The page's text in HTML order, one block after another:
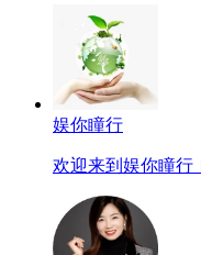
娱你瞳行
欢迎来到娱你瞳行